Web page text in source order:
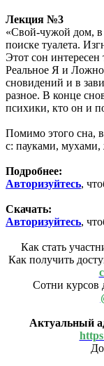
Лекция №3
«Свой-чужой дом, в
поиске туалета.
Этот сон
Реальное Я и
сновидений и в
разное. В конце
психики, кто он и
Помимо этого сна,
с: пауками,
Подробнее:
Авторизуйтесь,
Скачать:
Авторизуйтесь,
Как стать
Как получить
Сотни курсов
Актуальный